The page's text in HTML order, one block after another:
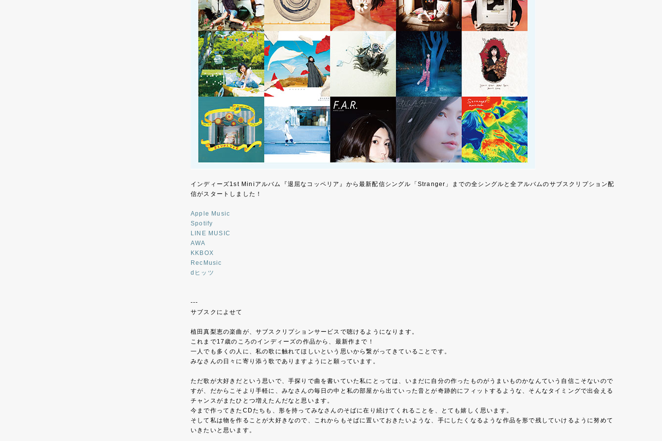
インディーズ1st Miniアルバム『退屈なコッペリア』から最新配信シングル「Stranger」までの全シングルと全アルバムのサブスクリプション配
信がスタートしました！
Apple Music
Spotify
LINE MUSIC
AWA
KKBOX
RecMusic
dヒッツ
---
サブスクによせて
植田真梨恵の楽曲が、サブスクリプションサービスで聴けるようになります。
これまで17歳のころのインディーズの作品から、最新作まで！
一人でも多くの人に、私の歌に触れてほしいという思いから繋がってきていることです。
みなさんの日々に寄り添う歌でありますようにと願っています。
ただ歌が大好きだという思いで、手探りで曲を書いていた私にとっては、いまだに自分の作ったものがうまいものかなんていう自信こそないので
すが、だからこそより手軽に、みなさんの毎日の中と私の部屋から出ていった音とが奇跡的にフィットするような、そんなタイミングで出会える
チャンスがまたひとつ増えたんだなと思います。
今まで作ってきたCDたちも、形を持ってみなさんのそばに在り続けてくれることを、とても嬉しく思います。
そして私は物を作ることが大好きなので、これからもそばに置いておきたいような、手にしたくなるような作品を形で残していけるように努めて
いきたいと思います。